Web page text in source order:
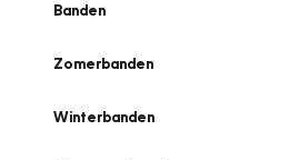
Banden
Zomerbanden
Winterbanden